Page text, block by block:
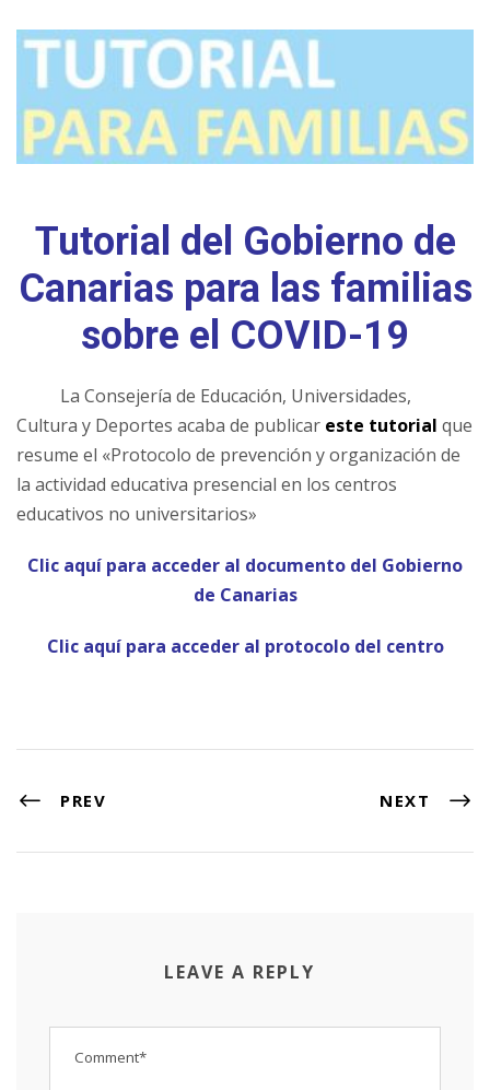
Tutorial del Gobierno de
Canarias para las familias
sobre el COVID-19
La Consejería de Educación, Universidades,
Cultura y Deportes acaba de publicar este tutorial que
resume el «Protocolo de prevención y organización de
la actividad educativa presencial en los centros
educativos no universitarios»
Clic aquí para acceder al documento del Gobierno
de Canarias
Clic aquí para acceder al protocolo del centro
PREV NEXT
LEAVE A REPLY